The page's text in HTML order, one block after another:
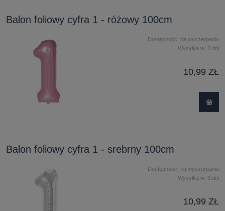
Balon foliowy cyfra 1 - różowy 100cm
Dostępność: na wyczerpaniu
Wysyłka w: 3 dni
10,99 ZŁ
Balon foliowy cyfra 1 - srebrny 100cm
Dostępność: na wyczerpaniu
Wysyłka w: 3 dni
10,99 ZŁ